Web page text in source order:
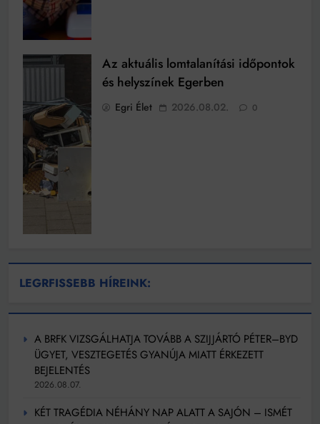
Az aktuális lomtalanítási időpontok
és helyszínek Egerben
Egri Élet 2026.08.02. 0
LEGRFISSEBB HÍREINK:
A BRFK VIZSGÁLHATJA TOVÁBB A SZIJJÁRTÓ PÉTER–BYD
ÜGYET, VESZTEGETÉS GYANÚJA MIATT ÉRKEZETT
BEJELENTÉS
2026.08.07.
KÉT TRAGÉDIA NÉHÁNY NAP ALATT A SAJÓN – ISMÉT